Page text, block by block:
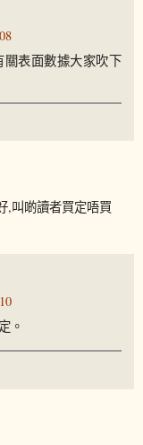
表面數據大家吹下
,叫啲讀者買定唔買
。